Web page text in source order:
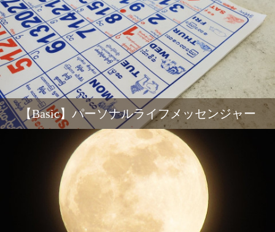
【Basic】パーソナルライフメッセンジャー